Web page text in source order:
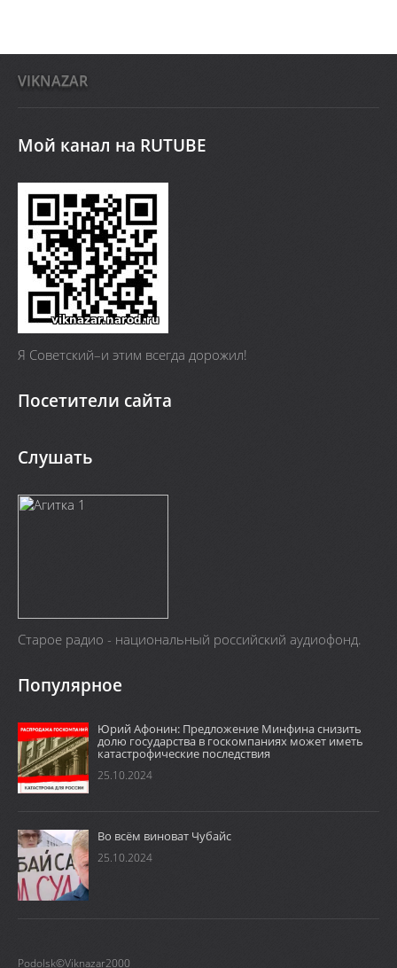
VIKNAZAR
Мой канал на RUTUBE
Я Cоветский–и этим всегда дорожил!
Посетители сайта
Слушать
Старое радио - национальный российский аудиофонд.
Популярное
Юрий Афонин: Предложение Минфина снизить
долю государства в госкомпаниях может иметь
катастрофические последствия
25.10.2024
Во всём виноват Чубайс
25.10.2024